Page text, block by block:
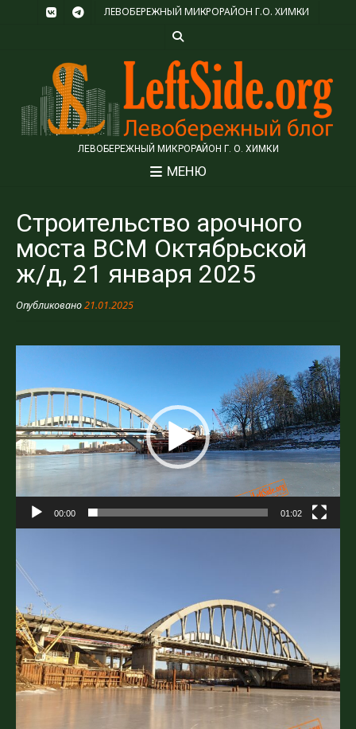
ЛЕВОБЕРЕЖНЫЙ МИКРОРАЙОН Г.О. ХИМКИ
ЛЕВОБЕРЕЖНЫЙ МИКРОРАЙОН Г. О. ХИМКИ
МЕНЮ
Строительство арочного
моста ВСМ Октябрьской
ж/д, 21 января 2025
Опубликовано21.01.2025
00:00 01:02